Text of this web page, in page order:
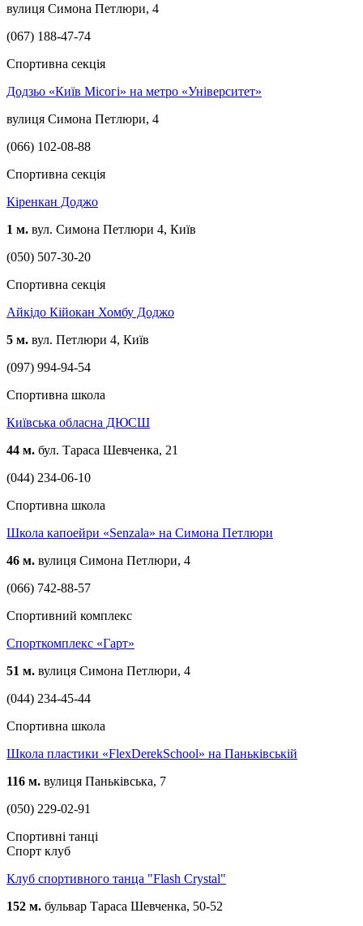
вулиця Симона Петлюри, 4
(067) 188-47-74
Спортивна секція
Додзьо «Київ Місогі» на метро «Університет»
вулиця Симона Петлюри, 4
(066) 102-08-88
Спортивна секція
Кіренкан Доджо
1 м. вул. Симона Петлюри 4, Київ
(050) 507-30-20
Спортивна секція
Айкідо Кійокан Хомбу Доджо
5 м. вул. Петлюри 4, Київ
(097) 994-94-54
Спортивна школа
Київська обласна ДЮСШ
44 м. бул. Тараса Шевченка, 21
(044) 234-06-10
Спортивна школа
Школа капоейри «Senzala» на Симона Петлюри
46 м. вулиця Симона Петлюри, 4
(066) 742-88-57
Спортивний комплекс
Спорткомплекс «Гарт»
51 м. вулиця Симона Петлюри, 4
(044) 234-45-44
Спортивна школа
Школа пластики «FlexDerekSchool» на Паньківській
116 м. вулиця Паньківська, 7
(050) 229-02-91
Спортивні танці
Спорт клуб
Клуб спортивного танца "Flash Crystal"
152 м. бульвар Тараса Шевченка, 50-52